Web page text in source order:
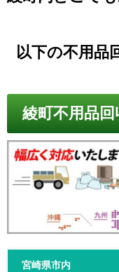
以下の不用品
綾町不用品
宮崎県市内